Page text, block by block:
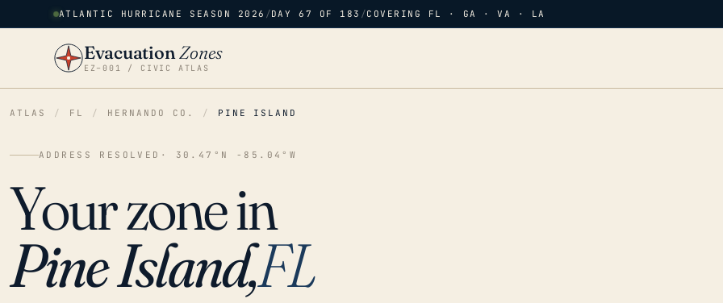
ATLANTIC HURRICANE SEASON 2026 /DAY 67 OF 183 /COVERING FL · GA · VA · LA
EvacuationZones
EZ–001 / CIVIC ATLAS
ATLAS / FL / HERNANDO CO. / PINE ISLAND
ADDRESS RESOLVED · 30.47°N -85.04°W
Your zone in
Pine Island,FL